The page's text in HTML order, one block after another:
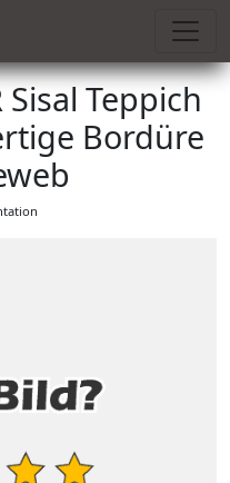
Sisal Teppich
Bordüre